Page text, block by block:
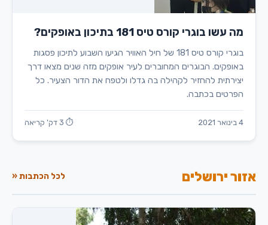
מה עשו בוגרי קורס טיס 181 בתיכון באופקים?
בוגרי קורס טיס 181 של חיל האוויר הגיעו השבוע לתיכון פסגות
באופקים. הבוגרים המחוברים לעיר אופקים מזה שנים מצאו דרך
יצירתית להחזיר לקהילה בה גדלו ולטפח את הדור הצעיר. כל
הפרטים בכתבה.
4 בינואר 2021 ⏱ 3 דק' קריאה
אזור ירושלים לכל הכתבות «